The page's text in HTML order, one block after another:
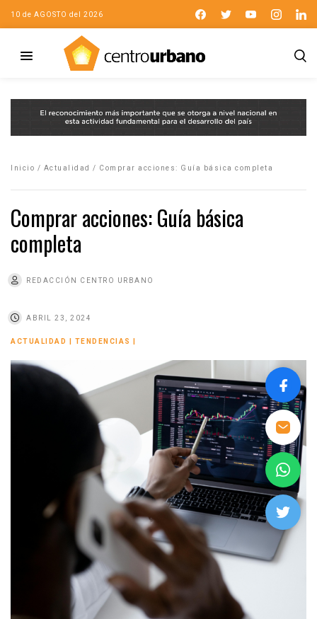
10 de AGOSTO del 2026
Inicio / Actualidad / Comprar acciones: Guía básica completa
Comprar acciones: Guía básica
completa
REDACCIÓN CENTRO URBANO
ABRIL 23, 2024
ACTUALIDAD TENDENCIAS